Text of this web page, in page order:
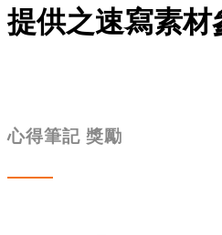
提供之速寫素材
心得筆記 獎勵